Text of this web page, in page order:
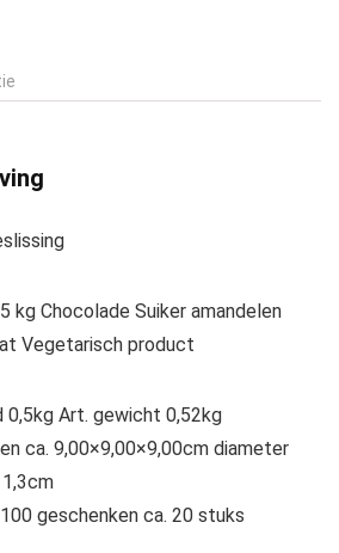
kg Chocolade Suiker amandelen
Vegetarisch product
0,5kg Art. gewicht 0,52kg
ca. 9,00×9,00×9,00cm diameter
geschenken ca. 20 stuks